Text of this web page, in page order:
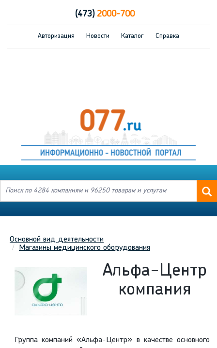
(473)2000-700
Авторизация Новости Каталог Справка
Основной вид деятельности
Магазины медицинского оборудования
Альфа-Центр
компания
Группа компаний «Альфа-Центр» в качестве основного